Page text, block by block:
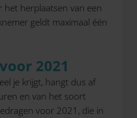
het herplaatsen van een
geldt maximaal één
2021
je krijgt, hangt dus af
en van het soort
voor 2021, die in